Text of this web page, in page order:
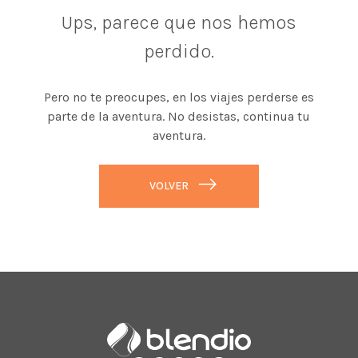
Ups, parece que nos hemos
perdido.
Pero no te preocupes, en los viajes perderse es
parte de la aventura. No desistas, continua tu
aventura.
VOLVER